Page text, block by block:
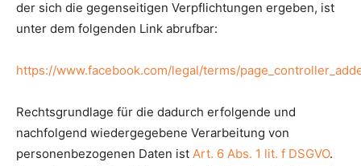
der sich die gegenseitigen Verpflichtungen ergeben, ist
unter dem folgenden Link abrufbar:
https://www.facebook.com/legal/terms/
Rechtsgrundlage für die dadurch erfolgende und
nachfolgend wiedergegebene Verarbeitung von
personenbezogenen Daten ist Art. 6 Abs. 1 lit. f DSGVO.